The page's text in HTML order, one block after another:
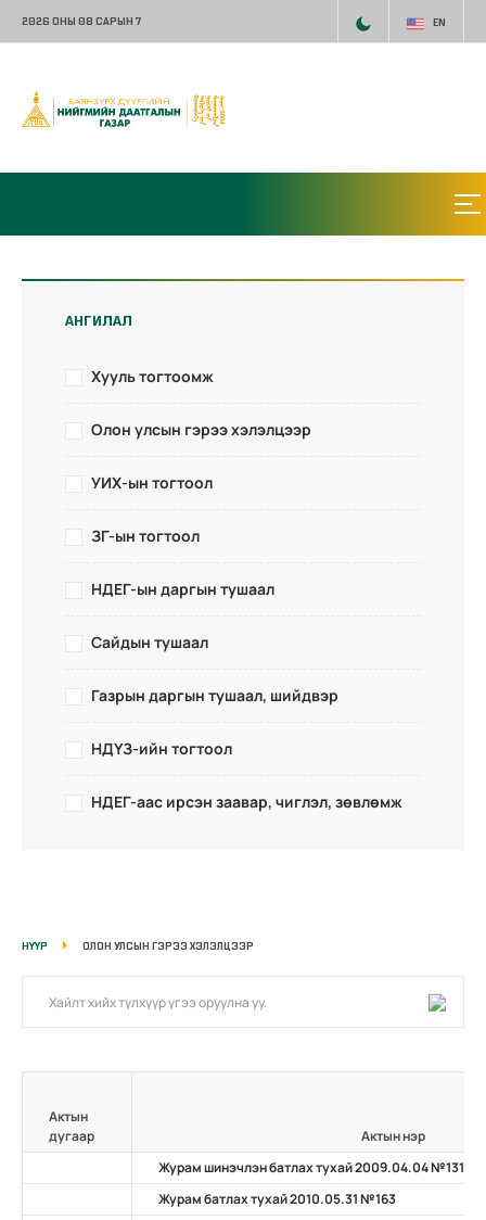
2026 ОНЫ 08 САРЫН 7 EN
АНГИЛАЛ
Хууль тогтоомж
Олон улсын гэрээ хэлэлцээр
УИХ-ын тогтоол
ЗГ-ын тогтоол
НДЕГ-ын даргын тушаал
Сайдын тушаал
Газрын даргын тушаал, шийдвэр
НДҮЗ-ийн тогтоол
НДЕГ-аас ирсэн заавар, чиглэл, зөвлөмж
НҮҮР ОЛОН УЛСЫН ГЭРЭЭ ХЭЛЭЛЦЭЭР
Актын
дугаар
Актын нэр
Журам шинэчлэн батлах тухай 2009.04.04 №131
Журам батлах тухай 2010.05.31 №163